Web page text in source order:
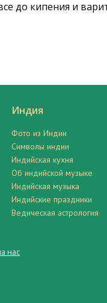
до кипения и
Индия
Фото из Индии
Символы индии
Индийская кухня
Об индийской музыке
Индийская музыка
Индийские праздники
Ведическая астрология
нас